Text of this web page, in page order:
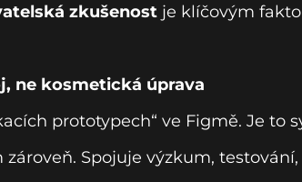
zkušenost je klíčovým
ne kosmetická úprava
prototypech“ ve Figmě. Je to
Spojuje výzkum,